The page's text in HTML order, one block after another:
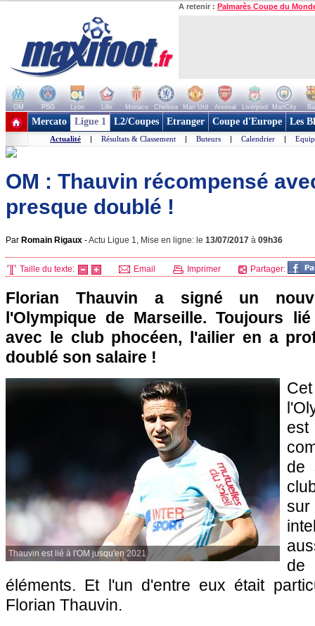
A retenir : Palmarès Coupe du
OM PSG Lyon Lille Monaco Chelsea Man Utd Arsenal Liverpool ManCity
+ de clubs
Mercato Ligue 1 L2/Coupes Etranger Coupe d'Europe Les
Actualité | Résultats & Classement | Buteurs | Calendrier |
OM : Thauvin récompensé
presque doublé !
Par Romain Rigaux -Actu Ligue 1, Mise en ligne: le 13/07/2017 à 09h36
Taille du texte: Email Imprimer Partager:
Florian Thauvin a signé un
l'Olympique de Marseille. Toujours
avec le club phocéen, l'ailier en a
doublé son salaire !
Thauvin est lié à l'OM jusqu'en 2021
est
de
éléments. Et l'un d'entre eux était
Florian Thauvin.